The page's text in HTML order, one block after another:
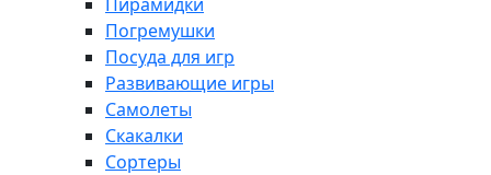
Погремушки
Посуда для игр
Развивающие игры
Самолеты
Скакалки
Сортеры